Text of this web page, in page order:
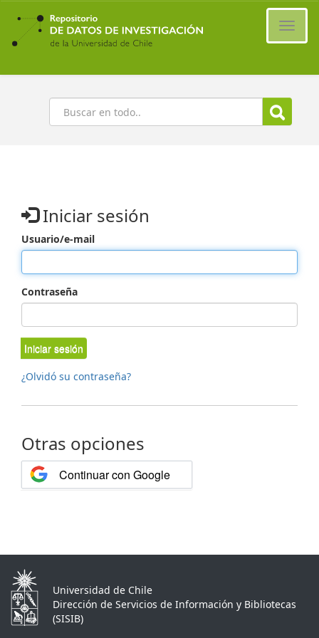
Ir
contenido
principal
Buscar
Iniciar sesión
Usuario/e-mail
Contraseña
Iniciar sesión
¿Olvidó su contraseña?
Otras opciones
Continuar con Google
Universidad de Chile
Dirección de Servicios de Información y Bibliotecas
(SISIB)